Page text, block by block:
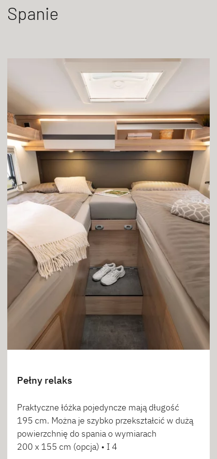
Spanie
Pełny relaks
Praktyczne łóżka pojedyncze mają długość
195 cm. Można je szybko przekształcić w dużą
powierzchnię do spania o wymiarach
200 x 155 cm (opcja) • I 4